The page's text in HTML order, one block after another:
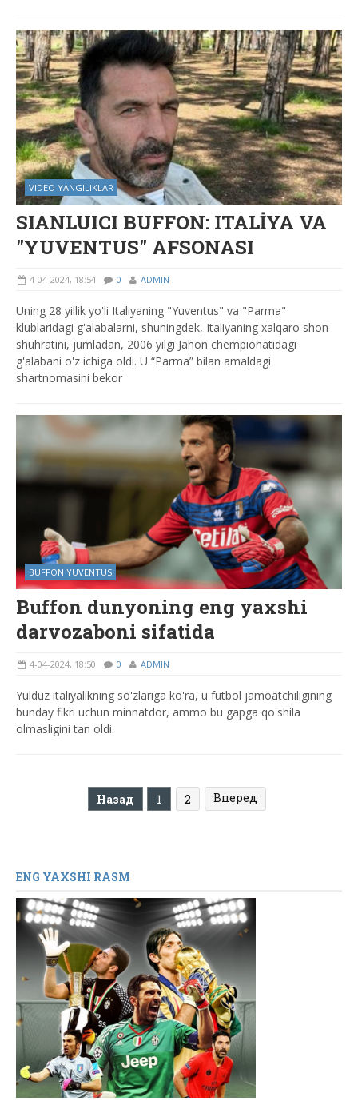
VIDEO YANGILIKLAR
SIANLUICI BUFFON: ITALİYA VA
"YUVENTUS" AFSONASI
4-04-2024, 18:54 0 ADMIN
Uning 28 yillik yo'li Italiyaning "Yuventus" va "Parma"
klublaridagi g'alabalarni, shuningdek, Italiyaning xalqaro shon-
shuhratini, jumladan, 2006 yilgi Jahon chempionatidagi
g'alabani o'z ichiga oldi. U “Parma” bilan amaldagi
shartnomasini bekor
BUFFON YUVENTUS
Buffon dunyoning eng yaxshi
darvozaboni sifatida
4-04-2024, 18:50 0 ADMIN
Yulduz italiyalikning so'zlariga ko'ra, u futbol jamoatchiligining
bunday fikri uchun minnatdor, ammo bu gapga qo'shila
olmasligini tan oldi.
Назад 1 2 Вперед
ENG YAXSHI RASM